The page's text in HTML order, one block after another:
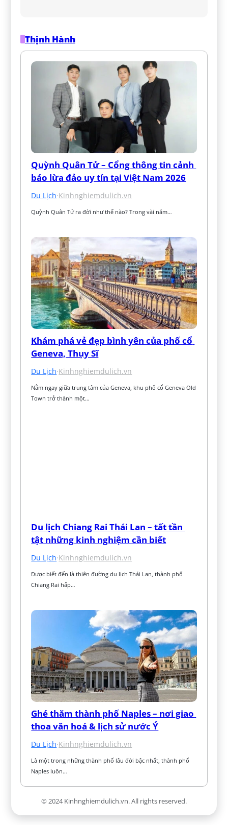
Thịnh Hành
Quỳnh Quân Tử – Cổng thông tin cảnh
báo lừa đảo uy tín tại Việt Nam 2026
Du Lịch·Kinhnghiemdulich.vn
Quỳnh Quân Tử ra đời như thế nào? Trong vài năm…
Khám phá vẻ đẹp bình yên của phố cổ
Geneva, Thụy Sĩ
Du Lịch·Kinhnghiemdulich.vn
Nằm ngay giữa trung tâm của Geneva, khu phố cổ Geneva Old
Town trở thành một…
Du lịch Chiang Rai Thái Lan – tất tần
tật những kinh nghiệm cần biết
Du Lịch·Kinhnghiemdulich.vn
Được biết đến là thiên đường du lịch Thái Lan, thành phố
Chiang Rai hấp…
Ghé thăm thành phố Naples – nơi giao
thoa văn hoá & lịch sử nước Ý
Du Lịch·Kinhnghiemdulich.vn
Là một trong những thành phố lâu đời bậc nhất, thành phố
Naples luôn…
© 2024 Kinhnghiemdulich.vn. All rights reserved.